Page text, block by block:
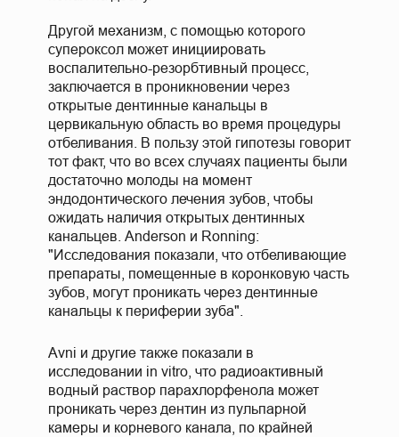
Avni и другие также показали в
исследовании in vitro, что радиоактивный
водный раствор парахлорфенола может
проникать через дентин из пульпарной
камеры и корневого канала, по крайней
Другой механизм, с помощью которого
супероксол может инициировать
воспалительно-резорбтивный процесс,
заключается в проникновении через
открытые дентинные канальцы в
цервикальную область во время процедуры
отбеливания. В пользу этой гипотезы говорит
тот факт, что во всех случаях пациенты были
достаточно молоды на момент
эндодонтического лечения зубов, чтобы
ожидать наличия открытых дентинных
канальцев. Anderson и Ronning:
"Исследования показали, что отбеливающие
препараты, помещенные в коронковую часть
зубов, могут проникать через дентинные
канальцы к периферии зуба".